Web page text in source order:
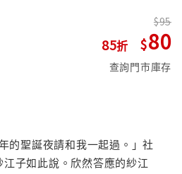
85
95
80
查詢門市庫存
的聖誕夜請和我一起過。」社
子如此說。欣然答應的紗江